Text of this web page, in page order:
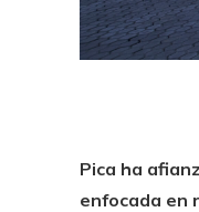
Pica ha
enfocada en